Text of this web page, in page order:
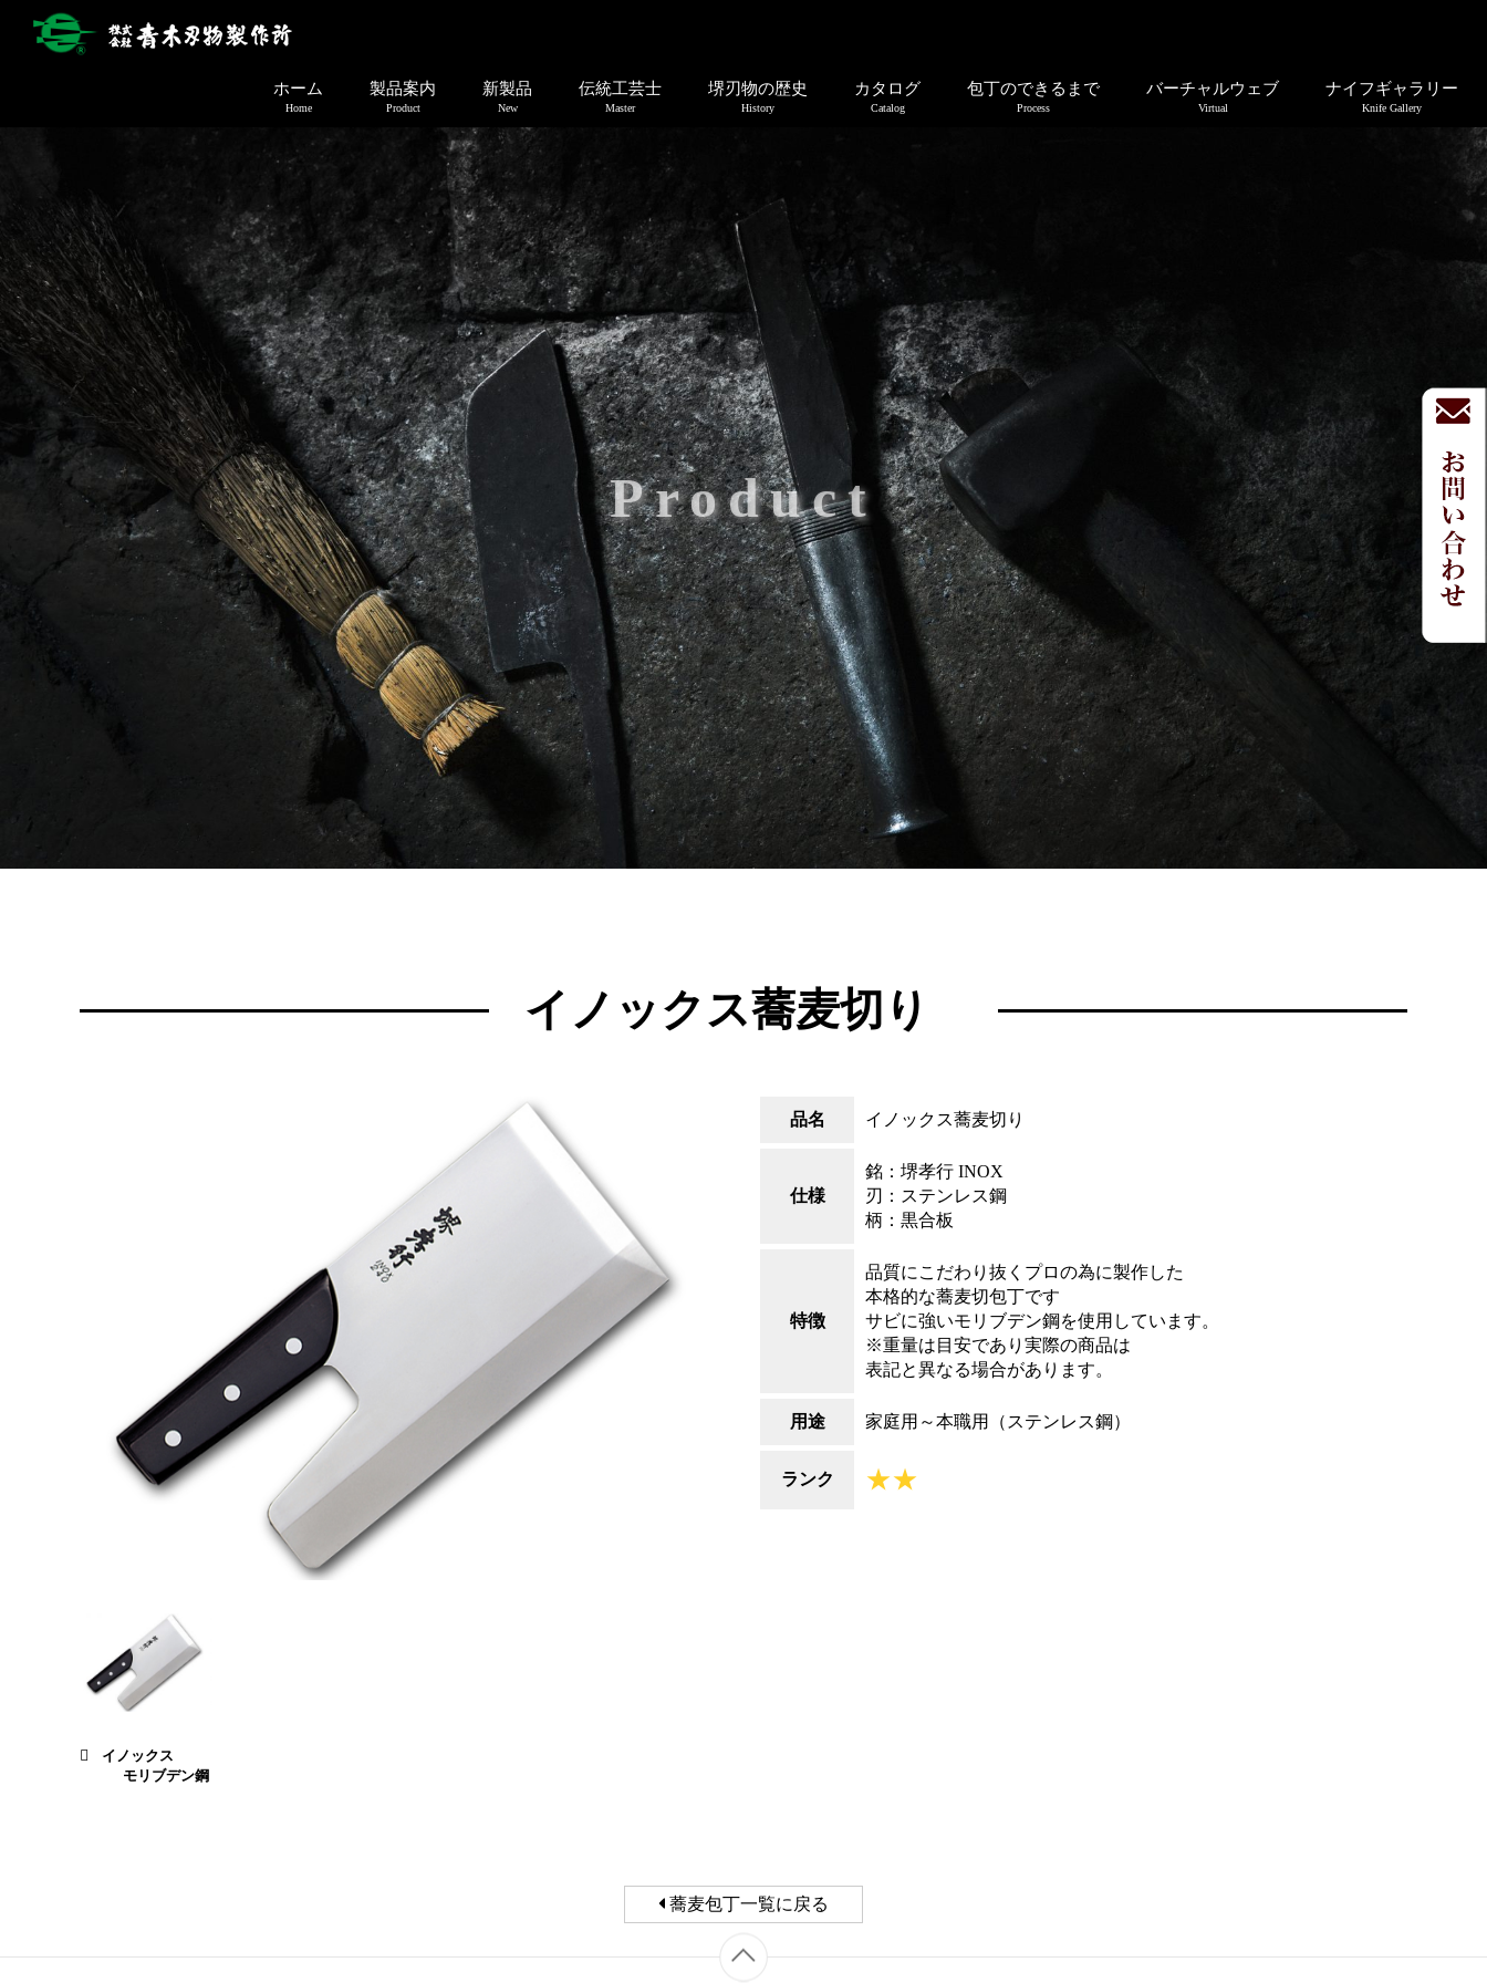
ホーム
Home
製品案内
Product
新製品
New
伝統工芸士
Master
堺刃物の歴史
History
カタログ
Catalog
包丁のできるまで
Process
バーチャルウェブ
Virtual
ナイフギャラリー
Knife Gallery
Product
イノックス蕎麦切り
品名 イノックス蕎麦切り
仕様
銘：堺孝行 INOX
刃：ステンレス鋼
柄：黒合板
特徴
品質にこだわり抜くプロの為に製作した
本格的な蕎麦切包丁です
サビに強いモリブデン鋼を使用しています。
※重量は目安であり実際の商品は
表記と異なる場合があります。
用途 家庭用～本職用（ステンレス鋼）
ランク ★★
イノックス
モリブデン鋼
蕎麦包丁一覧に戻る